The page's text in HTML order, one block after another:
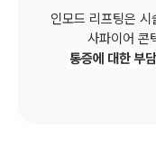
인모드 리프팅은
사파이어 콘
통증에 대한 부